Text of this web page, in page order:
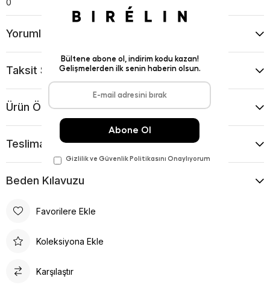
0
Yorumlar
Taksit Seçenekleri
Ürün Önerileri
Teslimat Ve İade Koşulları
Beden Kılavuzu
Favorilere Ekle
Koleksiyona Ekle
Karşılaştır